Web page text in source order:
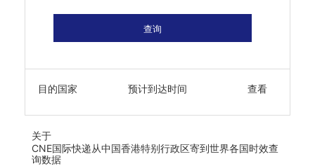
查询
目的国家 预计到达时间 查看
关于
CNE国际快递从中国香港特别行政区寄到世界各国时效查
询数据